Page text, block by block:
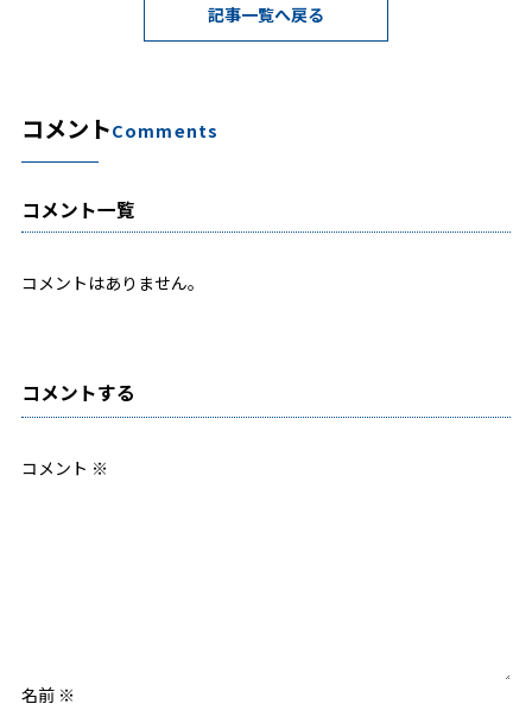
記事一覧へ戻る
コメントComments
コメント一覧
コメントはありません。
コメントする
コメント ※
名前 ※